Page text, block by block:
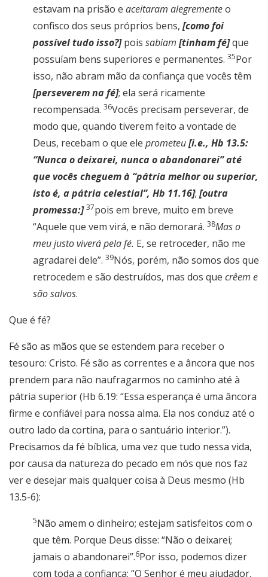
estavam na prisão e aceitaram alegrementeo
confisco dos seus próprios bens, [como foi
possível tudo isso?]pois sabiam [tinham fé]que
possuíam bens superiores e permanentes. 35Por
isso, não abram mão da confiança que vocês têm
[perseverem na fé]; ela será ricamente
recompensada. 36Vocês precisam perseverar, de
modo que, quando tiverem feito a vontade de
Deus, recebam o que ele prometeu[i.e., Hb 13.5:
“Nunca o deixarei, nunca o abandonarei” até
que vocês cheguem à “pátria melhor ou superior,
isto é, a pátria celestial”, Hb 11.16]; [outra
promessa:] 37pois em breve, muito em breve
“Aquele que vem virá, e não demorará. 38Mas o
meu justo viverá pela fé. E, se retroceder, não me
agradarei dele”. 39Nós, porém, não somos dos que
retrocedem e são destruídos, mas dos que crêem e
são salvos.
Que é fé?
Fé são as mãos que se estendem para receber o
tesouro: Cristo. Fé são as correntes e a âncora que nos
prendem para não naufragarmos no caminho até à
pátria superior (Hb 6.19: “Essa esperança é uma âncora
firme e confiável para nossa alma. Ela nos conduz até o
outro lado da cortina, para o santuário interior.”).
Precisamos da fé bíblica, uma vez que tudo nessa vida,
por causa da natureza do pecado em nós que nos faz
ver e desejar mais qualquer coisa à Deus mesmo (Hb
13.5-6):
5Não amem o dinheiro; estejam satisfeitos com o
que têm. Porque Deus disse: “Não o deixarei;
jamais o abandonarei”.6Por isso, podemos dizer
com toda a confiança: “O Senhor é meu ajudador,